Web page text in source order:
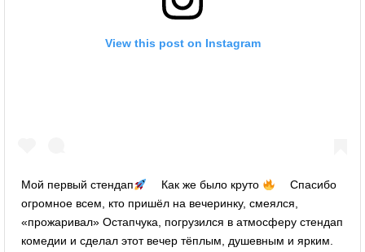
View this post on Instagram
Мой первый стендап ⠀ Как же было круто
⠀ Спасибо
огромное всем, кто пришёл на вечеринку, смеялся,
«прожаривал» Остапчука, погрузился в атмосферу стендап
комедии и сделал этот вечер тёплым, душевным и ярким.